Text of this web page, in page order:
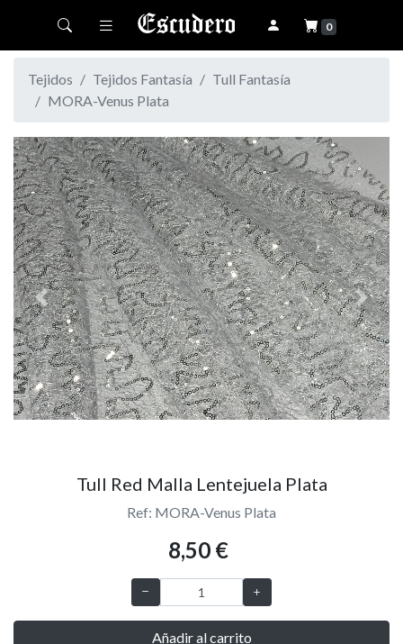
Toggle navigation 0
Tejidos Tejidos Fantasía
Tull Fantasía
MORA-Venus Plata
Previous Next
Tull Red Malla Lentejuela Plata
Ref: MORA-Venus Plata
8,50 €
Añadir al carrito